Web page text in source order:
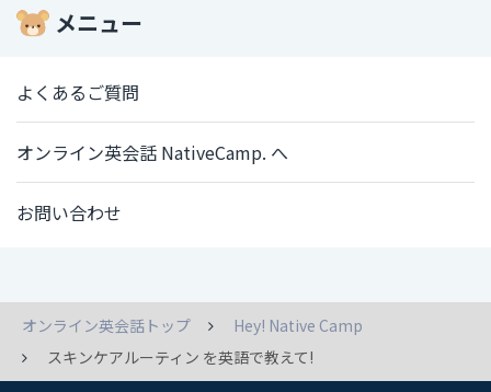
メニュー
よくあるご質問
オンライン英会話 NativeCamp. へ
お問い合わせ
オンライン英会話トップ
Hey! Native Camp
スキンケアルーティン を英語で教えて!